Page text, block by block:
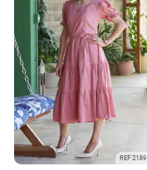
REF 2189